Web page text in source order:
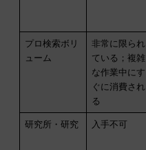
プロ検索ボリ
ューム
非常に限られ
ている；複雑
な作業中にす
ぐに消費され
る
研究所・研究 入手不可